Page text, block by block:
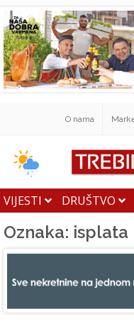
O nama
VIJESTI DRUŠTVO
Oznaka: